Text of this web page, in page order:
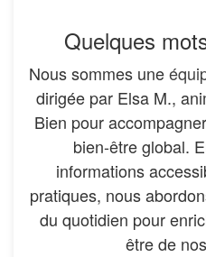
Quelques
Nous sommes une
dirigée par Elsa M.,
Bien pour
bien-être global.
informations
pratiques, nous
du quotidien pour
être de